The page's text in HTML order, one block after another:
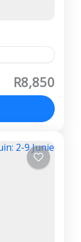
Deposito
Geen
R8,850